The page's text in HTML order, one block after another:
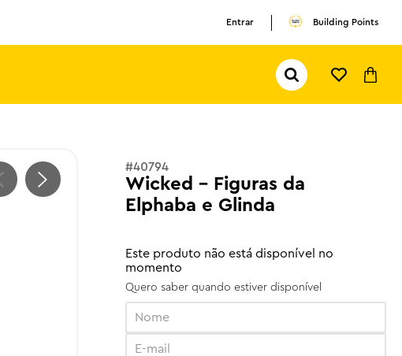
Entrar Building Points
Pesquisar...
#40794
Wicked - Figuras da
Elphaba e Glinda
Este produto não está disponível no
momento
Quero saber quando estiver disponível
pokemon
copa mundo